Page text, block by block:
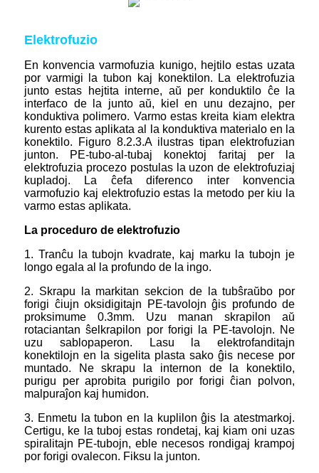
Elektrofuzio
En konvencia varmofuzia kunigo, hejtilo estas uzata
por varmigi la tubon kaj konektilon. La elektrofuzia
junto estas hejtita interne, aŭ per konduktilo ĉe la
interfaco de la junto aŭ, kiel en unu dezajno, per
konduktiva polimero. Varmo estas kreita kiam elektra
kurento estas aplikata al la konduktiva materialo en la
konektilo. Figuro 8.2.3.A ilustras tipan elektrofuzian
junton. PE-tubo-al-tubaj konektoj faritaj per la
elektrofuzia procezo postulas la uzon de elektrofuziaj
kupladoj. La ĉefa diferenco inter konvencia
varmofuzio kaj elektrofuzio estas la metodo per kiu la
varmo estas aplikata.
La proceduro de elektrofuzio
1. Tranĉu la tubojn kvadrate, kaj marku la tubojn je
longo egala al la profundo de la ingo.
2. Skrapu la markitan sekcion de la tubŝraŭbo por
forigi ĉiujn oksidigitajn PE-tavolojn ĝis profundo de
proksimume 0.3mm. Uzu manan skrapilon aŭ
rotaciantan ŝelkrapilon por forigi la PE-tavolojn. Ne
uzu sablopaperon. Lasu la elektrofanditajn
konektilojn en la sigelita plasta sako ĝis necese por
muntado. Ne skrapu la internon de la konektilo,
purigu per aprobita purigilo por forigi ĉian polvon,
malpuraĵon kaj humidon.
3. Enmetu la tubon en la kuplilon ĝis la atestmarkoj.
Certigu, ke la tuboj estas rondetaj, kaj kiam oni uzas
spiralitajn PE-tubojn, eble necesos rondigaj krampoj
por forigi ovalecon. Fiksu la junton.